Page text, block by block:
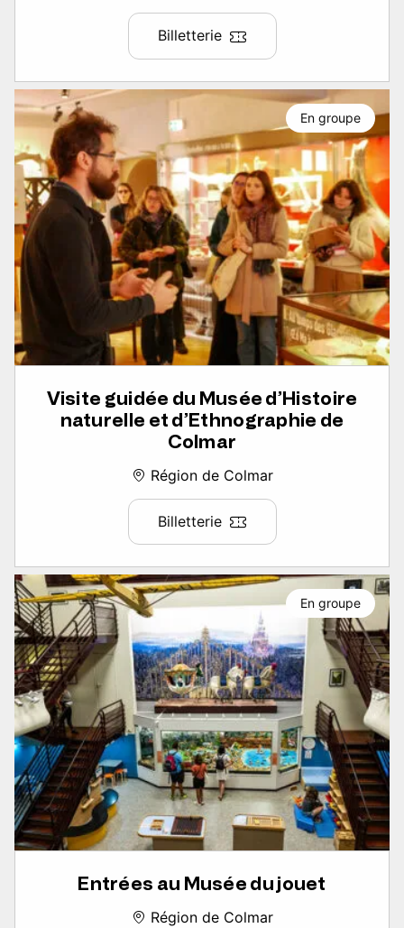
Billetterie
Visite guidée du Musée d’Histoire
naturelle et d’Ethnographie de
Colmar
Région de Colmar
Billetterie
En groupe
Entrées au Musée du jouet
Région de Colmar
En groupe